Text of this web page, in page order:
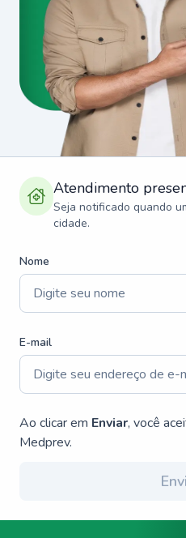
Atendimento
Seja notificado quando
cidade.
Nome
E-mail
Ao clicar em Enviar, você
Medprev.